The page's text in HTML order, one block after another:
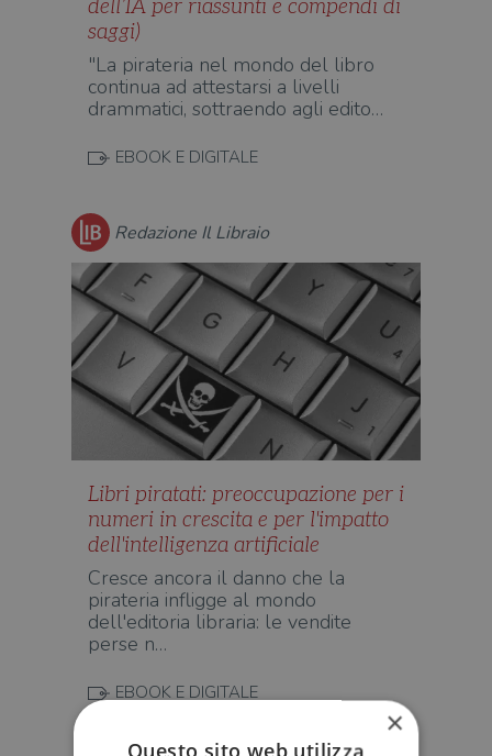
dell’IA per riassunti e compendi di
saggi)
"La pirateria nel mondo del libro
continua ad attestarsi a livelli
drammatici, sottraendo agli edito…
EBOOK E DIGITALE
Redazione Il Libraio
Libri piratati: preoccupazione per i
numeri in crescita e per l'impatto
dell'intelligenza artificiale
Cresce ancora il danno che la
pirateria infligge al mondo
dell'editoria libraria: le vendite
perse n…
EBOOK E DIGITALE
×